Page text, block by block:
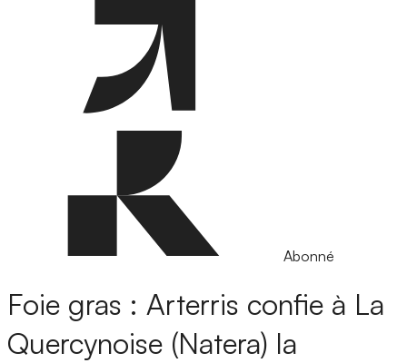
Abonné
Foie gras : Arterris confie à La
Quercynoise (Natera) la